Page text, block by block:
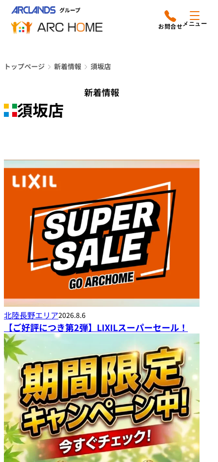
ッ
アークホームについて
施工事例
店舗案内
オーナー向け会員サービス
よくあるご質問
採用情報はこちら
メニュー
営業時間は
平日9時から18時までと
電話をかける
トップページ 新着情報 須坂店
新着情報
須坂店
北陸長野エリア2026.8.6
【ご好評につき第2弾】LIXILスーパーセール！